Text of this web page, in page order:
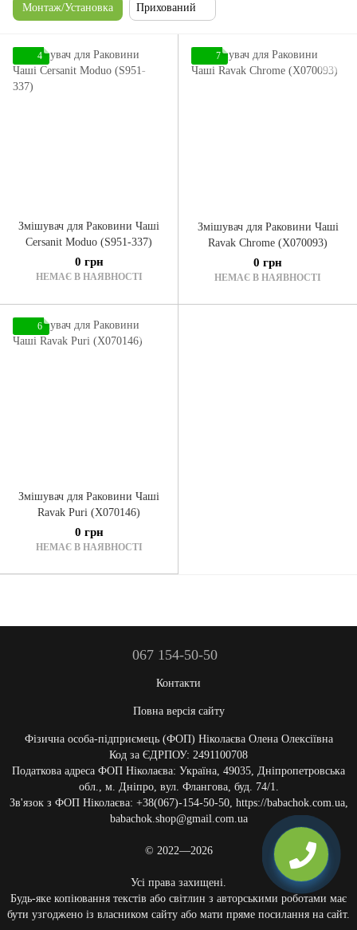
Монтаж/Установка Прихований
4
Змішувач для Раковини Чаші
Cersanit Moduo (S951-337)
0 грн
НЕМАЄ В НАЯВНОСТІ
7
Змішувач для Раковини Чаші
Ravak Chrome (X070093)
0 грн
НЕМАЄ В НАЯВНОСТІ
6
Змішувач для Раковини Чаші
Ravak Puri (X070146)
0 грн
НЕМАЄ В НАЯВНОСТІ
067 154-50-50
Контакти
Повна версія сайту
Фізична особа-підприємець (ФОП) Ніколаєва Олена Олексіївна
Код за ЄДРПОУ: 2491100708
Податкова адреса ФОП Ніколаєва: Україна, 49035, Дніпропетровська
обл., м. Дніпро, вул. Флангова, буд. 74/1.
Зв'язок з ФОП Ніколаєва: +38(067)-154-50-50, https://babachok.com.ua,
babachok.shop@gmail.com.ua
© 2022—2026
Усі права захищені.
Будь-яке копіювання текстів або світлин з авторськими роботами має
бути узгоджено із власником сайту або мати пряме посилання на сайт.